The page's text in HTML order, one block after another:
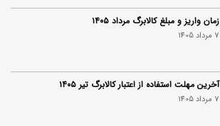
زمان واریز و مبلغ کالابرگ مرداد ۱۴۰۵
7 مرداد 1405
آخرین مهلت استفاده از اعتبار کالابرگ تیر ۱۴۰۵
7 مرداد 1405